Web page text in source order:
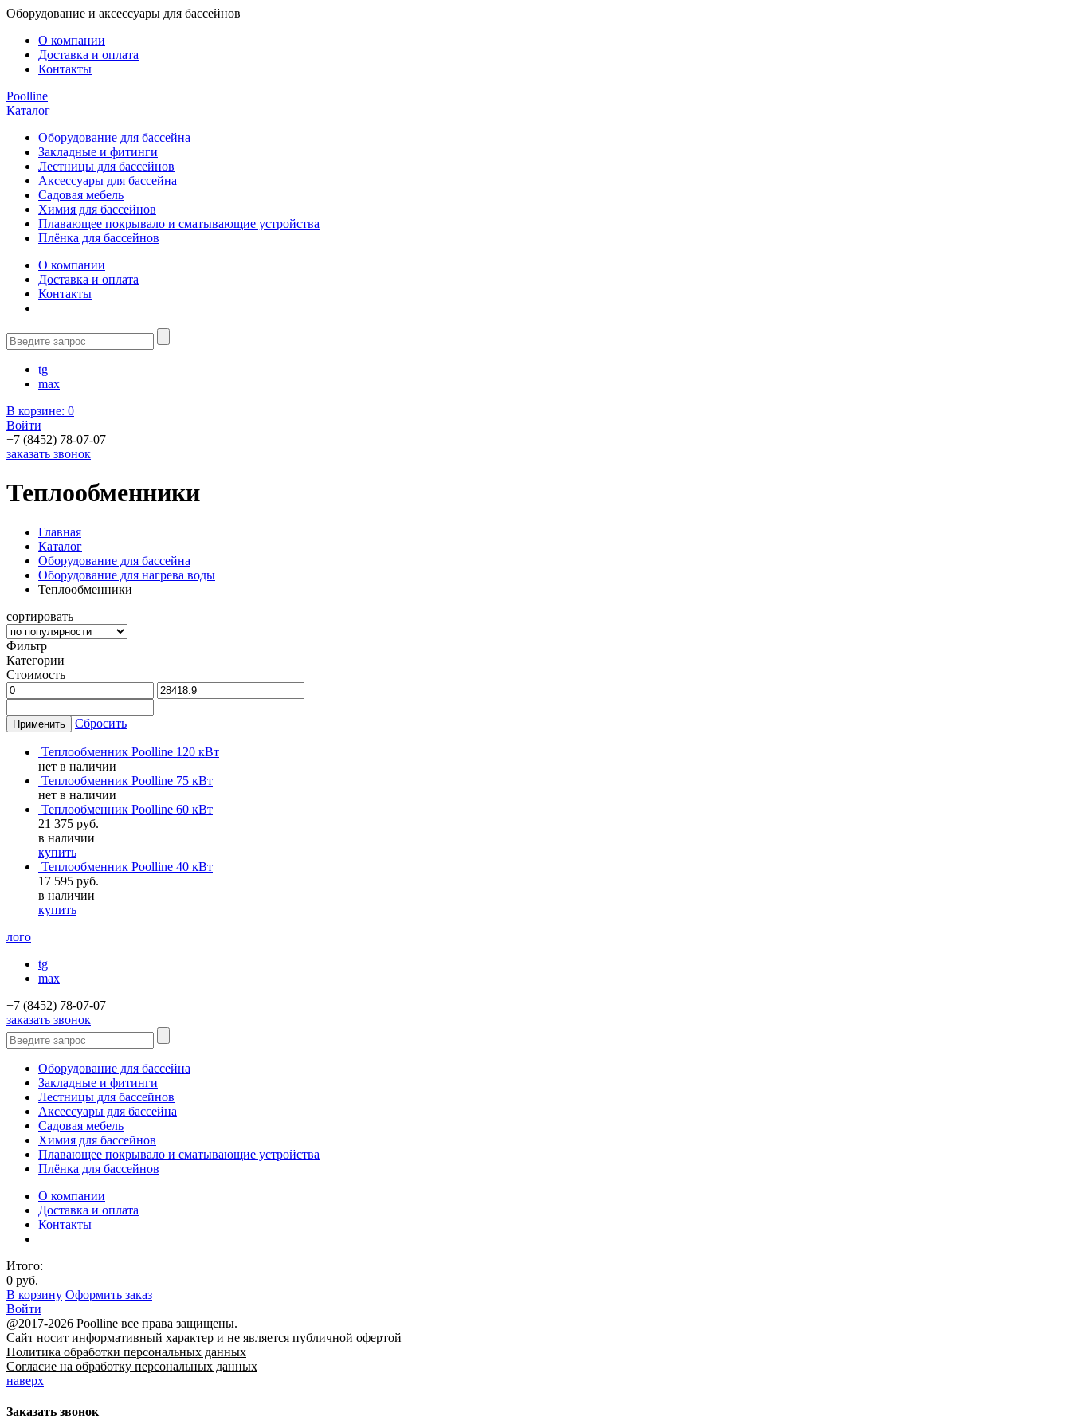
Оборудование и аксессуары для бассейнов
О компании
Доставка и оплата
Контакты
Poolline
Каталог
Оборудование для бассейна
Закладные и фитинги
Лестницы для бассейнов
Аксессуары для бассейна
Садовая мебель
Химия для бассейнов
Плавающее покрывало и сматывающие устройства
Плёнка для бассейнов
О компании
Доставка и оплата
Контакты
tg
max
В корзине: 0
Войти
+7 (8452) 78-07-07
заказать звонок
Теплообменники
Главная
Каталог
Оборудование для бассейна
Оборудование для нагрева воды
Теплообменники
сортировать
Фильтр
Категории
Стоимость
Сбросить
Теплообменник Poolline 120 кВт
нет в наличии
Теплообменник Poolline 75 кВт
нет в наличии
Теплообменник Poolline 60 кВт
21 375 руб.
в наличии
купить
Теплообменник Poolline 40 кВт
17 595 руб.
в наличии
купить
лого
tg
max
+7 (8452) 78-07-07
заказать звонок
Оборудование для бассейна
Закладные и фитинги
Лестницы для бассейнов
Аксессуары для бассейна
Садовая мебель
Химия для бассейнов
Плавающее покрывало и сматывающие устройства
Плёнка для бассейнов
О компании
Доставка и оплата
Контакты
Итого:
0 руб.
В корзину Оформить заказ
Войти
@2017-2026 Poolline все права защищены.
Сайт носит информативный характер и не является публичной офертой
Политика обработки персональных данных
Согласие на обработку персональных данных
наверх
Заказать звонок